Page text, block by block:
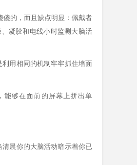
的，而且缺点明显：佩戴者
凝胶和电线小时监测大脑活
用相同的机制牢牢抓住墙面
够在面前的屏幕上拼出单
晨你的大脑活动暗示着你已